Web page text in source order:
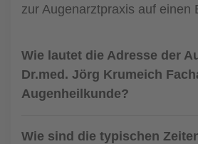
zur Augenarztpraxis auf einen
Wie lautet die Adresse der
Dr.med. Jörg Krumeich
Augenheilkunde?
Wie sind die typischen